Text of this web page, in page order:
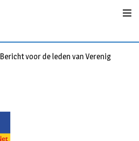
Bericht voor de leden van Vereniging 55+